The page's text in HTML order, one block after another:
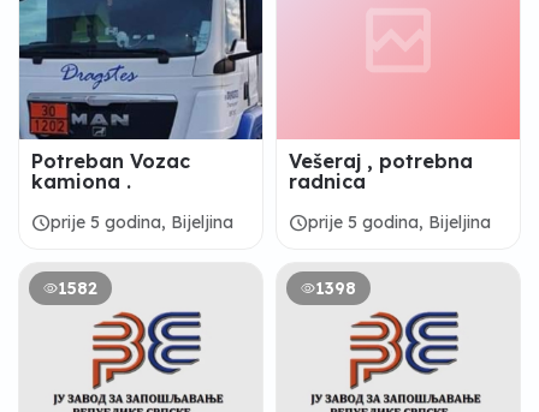
Potreban Vozac
kamiona .
scheduleprije 5 godina, Bijeljina
Vešeraj , potrebna
radnica
scheduleprije 5 godina, Bijeljina
1582 1398